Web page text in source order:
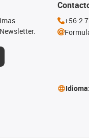
+56-2
Idioma: